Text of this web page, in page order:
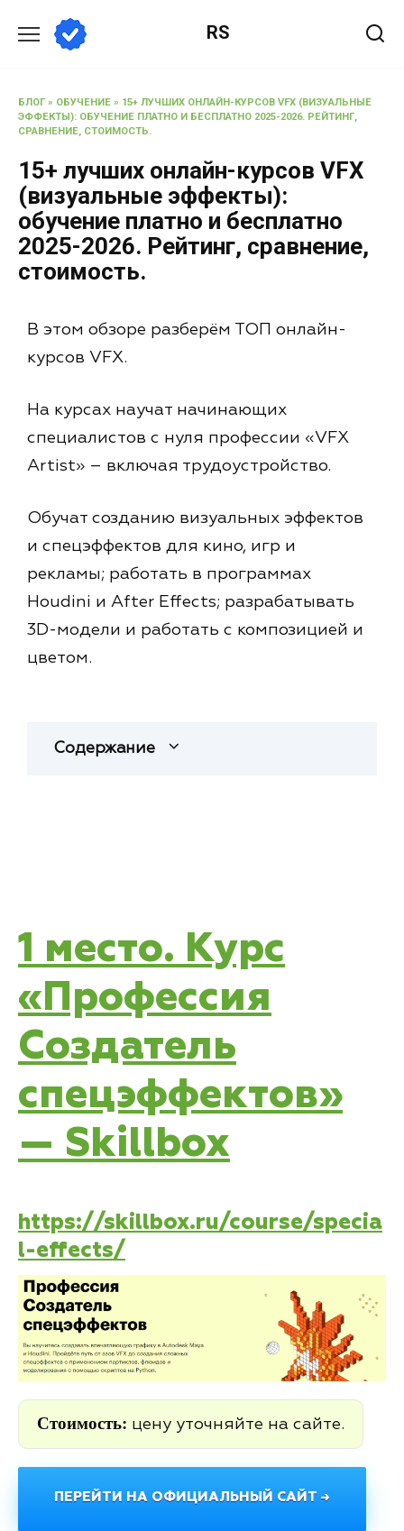
RS
БЛОГ» ОБУЧЕНИЕ » 15+ ЛУЧШИХ ОНЛАЙН-КУРСОВ VFX (ВИЗУАЛЬНЫЕ
ЭФФЕКТЫ): ОБУЧЕНИЕ ПЛАТНО И БЕСПЛАТНО 2025-2026. РЕЙТИНГ,
СРАВНЕНИЕ, СТОИМОСТЬ.
15+ лучших онлайн-курсов VFX
(визуальные эффекты):
обучение платно и бесплатно
2025-2026. Рейтинг, сравнение,
стоимость.
В этом обзоре разберём ТОП онлайн-
курсов VFX.
На курсах научат начинающих
специалистов с нуля профессии «VFX
Artist» – включая трудоустройство.
Обучат созданию визуальных эффектов
и спецэффектов для кино, игр и
рекламы; работать в программах
Houdini и After Effects; разрабатывать
3D-модели и работать с композицией и
цветом.
Содержание
1 место. Курс
«Профессия
Создатель
спецэффектов»
— Skillbox
https://skillbox.ru/course/specia
l-effects/
Стоимость: цену уточняйте на сайте.
ПЕРЕЙТИ НА ОФИЦИАЛЬНЫЙ САЙТ →